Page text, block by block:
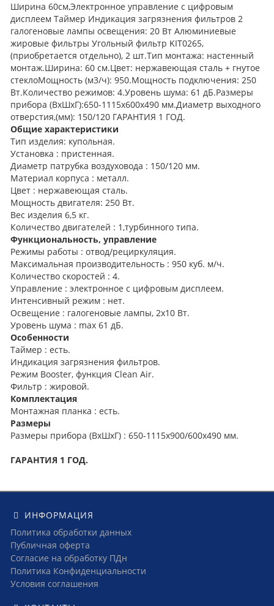
Ширина 60см,Электронное управление с цифровым
дисплеем Таймер Индикация загрязнения фильтров 2
галогеновые лампы освещения: 20 Вт Алюминиевые
жировые фильтры Угольный фильтр KIT0265,
(приобретается отдельно), 2 шт.Тип монтажа: настенный
монтаж.Ширина: 60 см.Цвет: нержавеющая сталь + гнутое
стеклоМощность (м3/ч): 950.Мощность подключения: 250
Вт.Количество режимов: 4.Уровень шума: 61 дБ.Размеры
прибора (ВхШхГ):650-1115x600x490 мм.Диаметр выходного
отверстия,(мм): 150/120 ГАРАНТИЯ 1 ГОД.
Общие характеристики
Тип изделия: купольная.
Установка : пристенная.
Диаметр патрубка воздуховода : 150/120 мм.
Материал корпуса : металл.
Цвет : нержавеющая сталь.
Мощность двигателя: 250 Вт.
Вес изделия 6,5 кг.
Количество двигателей : 1,турбинного типа.
Функциональность, управление
Режимы работы : отвод/рециркуляция.
Максимальная производительность : 950 куб. м/ч.
Количество скоростей : 4.
Управление : электронное с цифровым дисплеем.
Интенсивный режим : нет.
Освещение : галогеновые лампы, 2х10 Вт.
Уровень шума : max 61 дБ.
Особенности
Таймер : есть.
Индикация загрязнения фильтров.
Режим Booster, функция Clean Air.
Фильтр : жировой.
Комплектация
Монтажная планка : есть.
Размеры
Размеры прибора (ВхШхГ) : 650-1115x900/600х490 мм.
ГАРАНТИЯ 1 ГОД.
ИНФОРМАЦИЯ
Политика обработки данных
Публичная оферта
Согласие на обработку ПДн
Политика Конфиденциальности
Условия соглашения